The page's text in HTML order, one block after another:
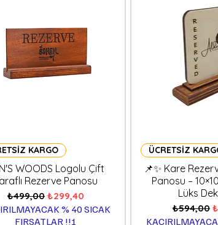
KARGO
WOODS Logolu Çift
Rezerve Panosu
Normal Fiyat
₺499,00 İndirimli Fiyat
₺299,40
% 40 SICAK
FIRSATLAR !!!
ÜCRETSİZ
📌✨ Kare
Panosu –
Lüks
Normal
₺594,00